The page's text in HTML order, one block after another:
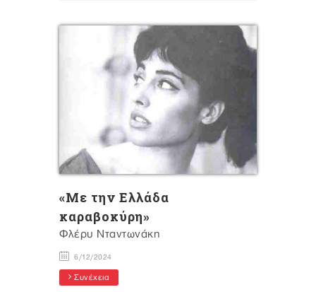
«Με την Ελλάδα
καραβοκύρη»
Φλέρυ Νταντωνάκη
6/12/2024
Συνέχεια